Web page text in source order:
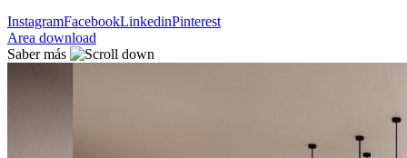
InstagramFacebookLinkedinPinterest
Area download
Saber más